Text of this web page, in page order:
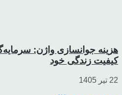
هزینه جوانسازی واژن:
کیفیت زندگی خود
22 تیر 1405